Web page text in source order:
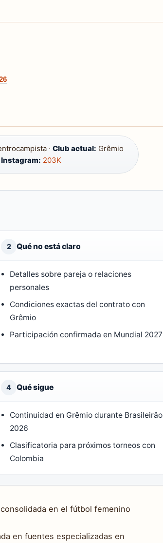
· Club actual: Grêmio
203K
2 Qué no está claro
Detalles sobre pareja o relaciones
personales
Condiciones exactas del contrato con
Grêmio
Participación confirmada en Mundial 2027
4 Qué sigue
Continuidad en Grêmio durante Brasileirão
2026
Clasificatoria para próximos torneos con
Colombia
en el fútbol femenino
en fuentes especializadas en